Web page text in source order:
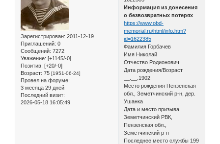
Зарегистрирован: 2011-12-19
Приглашений: 0
Сообщений: 7272
Уважение: [+1145/-0]
Позитив: [+20/-0]
Возраст: 75 [1951-06-24]
Провел на форуме:
3 месяца 29 дней
Последний визит:
2026-05-18 16:05:49
Информация из донесения
о безвозвратных потерях
https://www.obd-
memorial.ru/html/info.htm?
id=1622385
Фамилия Горбачев
Имя Николай
Отчество Родионович
Дата рождения/Возраст
__.__.1902
Место рождения Пензенская
обл., Земетчинский р-н, дер.
Ушанка
Дата и место призыва
Земетчинский РВК,
Пензенская обл.,
Земетчинский р-н
Последнее место службы 199